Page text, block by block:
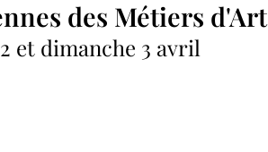
des Métiers d'Art
et dimanche 3 avril